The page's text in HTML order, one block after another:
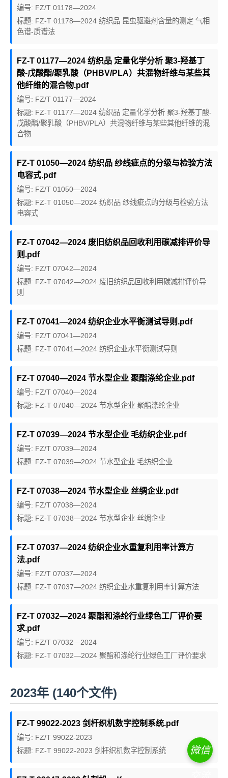
编号: FZ/T 01178—2024
标题: FZ-T 01178—2024 纺织品 昆虫驱避剂含量的测定 气相
色谱-质谱法
FZ-T 01177—2024 纺织品 定量化学分析 聚3-羟基丁
酸-戊酸酯/聚乳酸（PHBV/PLA）共混物纤维与某些其
他纤维的混合物.pdf
编号: FZ/T 01177—2024
标题: FZ-T 01177—2024 纺织品 定量化学分析 聚3-羟基丁酸-
戊酸酯/聚乳酸（PHBV/PLA）共混物纤维与某些其他纤维的混
合物
FZ-T 01050—2024 纺织品 纱线疵点的分级与检验方法
电容式.pdf
编号: FZ/T 01050—2024
标题: FZ-T 01050—2024 纺织品 纱线疵点的分级与检验方法
电容式
FZ-T 07042—2024 废旧纺织品回收利用碳减排评价导
则.pdf
编号: FZ/T 07042—2024
标题: FZ-T 07042—2024 废旧纺织品回收利用碳减排评价导
则
FZ-T 07041—2024 纺织企业水平衡测试导则.pdf
编号: FZ/T 07041—2024
标题: FZ-T 07041—2024 纺织企业水平衡测试导则
FZ-T 07040—2024 节水型企业 聚酯涤纶企业.pdf
编号: FZ/T 07040—2024
标题: FZ-T 07040—2024 节水型企业 聚酯涤纶企业
FZ-T 07039—2024 节水型企业 毛纺织企业.pdf
编号: FZ/T 07039—2024
标题: FZ-T 07039—2024 节水型企业 毛纺织企业
FZ-T 07038—2024 节水型企业 丝绸企业.pdf
编号: FZ/T 07038—2024
标题: FZ-T 07038—2024 节水型企业 丝绸企业
FZ-T 07037—2024 纺织企业水重复利用率计算方
法.pdf
编号: FZ/T 07037—2024
标题: FZ-T 07037—2024 纺织企业水重复利用率计算方法
FZ-T 07032—2024 聚酯和涤纶行业绿色工厂评价要
求.pdf
编号: FZ/T 07032—2024
标题: FZ-T 07032—2024 聚酯和涤纶行业绿色工厂评价要求
2023年 (140个文件)
FZ-T 99022-2023 剑杆织机数字控制系统.pdf
编号: FZ/T 99022-2023
标题: FZ-T 99022-2023 剑杆织机数字控制系统
微信